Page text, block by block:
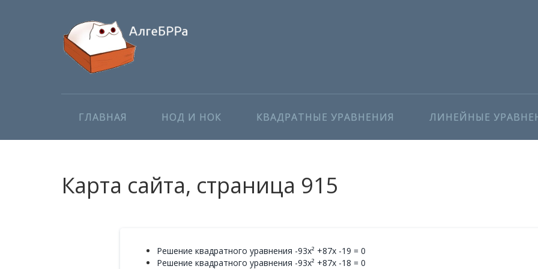
ГЛАВНАЯ НОД И НОК КВАДРАТНЫЕ УРАВНЕНИЯ ЛИНЕЙНЫЕ
Карта сайта, страница 915
Решение квадратного уравнения -93x² +87x -19 = 0
Решение квадратного уравнения -93x² +87x -18 = 0